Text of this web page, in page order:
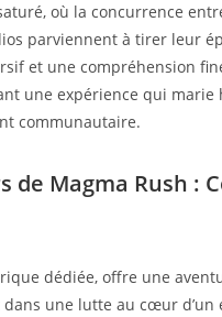
où la concurrence
parviennent à tirer leur
et une compréhension
une expérience qui
communautaire.
de Magma Rush :
dédiée, offre une
une lutte au cœur d’un